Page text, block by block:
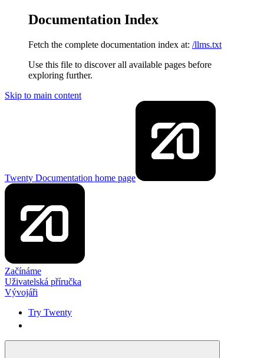
Documentation Index
Fetch the complete documentation index at: /llms.txt
Use this file to discover all available pages before
exploring further.
Skip to main content
Twenty Documentation home page
Začínáme
Uživatelská příručka
Vývojáři
Try Twenty